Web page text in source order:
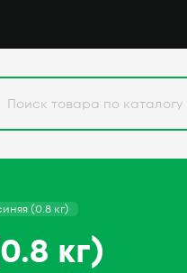
(0.8 кг)
кг)